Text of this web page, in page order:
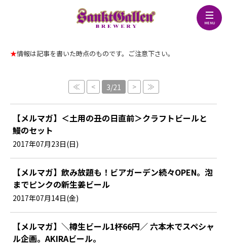
★情報は記事を書いた時点のものです。ご注意下さい。
≪ < 3/21 > ≫
【メルマガ】＜土用の丑の日直前＞クラフトビールと
鰻のセット
2017年07月23日(日)
【メルマガ】飲み放題も！ビアガーデン続々OPEN。泡
までピンクの新生姜ビール
2017年07月14日(金)
【メルマガ】＼樽生ビール1杯66円／ 六本木でスペシャ
ル企画。AKIRAビール。